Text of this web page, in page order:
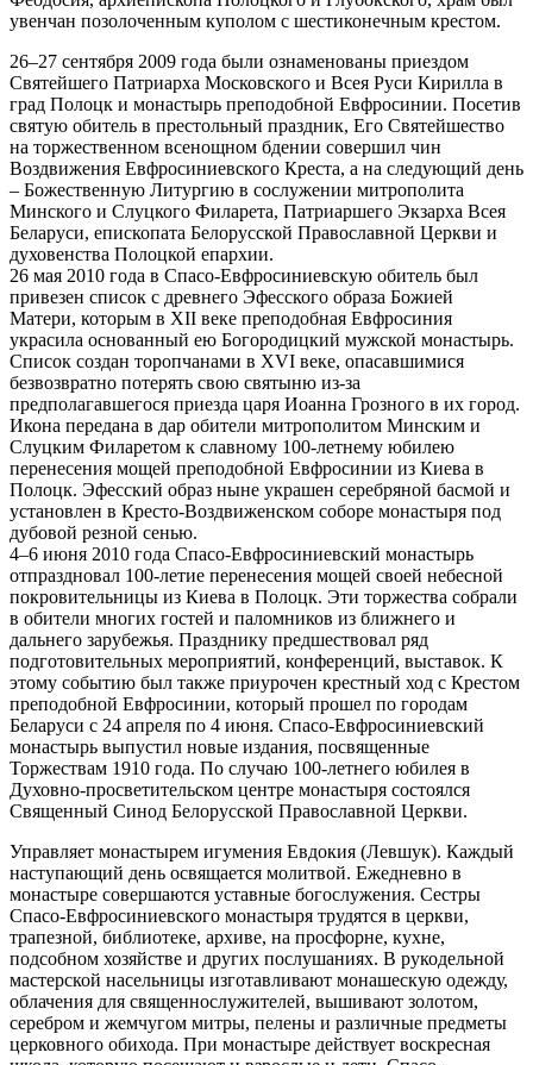
увенчан позолоченным куполом с шестиконечным крестом.
26–27 сентября 2009 года были ознаменованы приездом
Святейшего Патриарха Московского и Всея Руси Кирилла в
град Полоцк и монастырь преподобной Евфросинии. Посетив
святую обитель в престольный праздник, Его Святейшество
на торжественном всенощном бдении совершил чин
Воздвижения Евфросиниевского Креста, а на следующий день
– Божественную Литургию в сослужении митрополита
Минского и Слуцкого Филарета, Патриаршего Экзарха Всея
Беларуси, епископата Белорусской Православной Церкви и
духовенства Полоцкой епархии.
26 мая 2010 года в Спасо-Евфросиниевскую обитель был
привезен список с древнего Эфесского образа Божией
Матери, которым в XII веке преподобная Евфросиния
украсила основанный ею Богородицкий мужской монастырь.
Список создан торопчанами в XVI веке, опасавшимися
безвозвратно потерять свою святыню из-за
предполагавшегося приезда царя Иоанна Грозного в их город.
Икона передана в дар обители митрополитом Минским и
Слуцким Филаретом к славному 100-летнему юбилею
перенесения мощей преподобной Евфросинии из Киева в
Полоцк. Эфесский образ ныне украшен серебряной басмой и
установлен в Кресто-Воздвиженском соборе монастыря под
дубовой резной сенью.
4–6 июня 2010 года Спасо-Евфросиниевский монастырь
отпраздновал 100-летие перенесения мощей своей небесной
покровительницы из Киева в Полоцк. Эти торжества собрали
в обители многих гостей и паломников из ближнего и
дальнего зарубежья. Празднику предшествовал ряд
подготовительных мероприятий, конференций, выставок. К
этому событию был также приурочен крестный ход с Крестом
преподобной Евфросинии, который прошел по городам
Беларуси с 24 апреля по 4 июня. Спасо-Евфросиниевский
монастырь выпустил новые издания, посвященные
Торжествам 1910 года. По случаю 100-летнего юбилея в
Духовно-просветительском центре монастыря состоялся
Священный Синод Белорусской Православной Церкви.
Управляет монастырем игумения Евдокия (Левшук). Каждый
наступающий день освящается молитвой. Ежедневно в
монастыре совершаются уставные богослужения. Сестры
Спасо-Евфросиниевского монастыря трудятся в церкви,
трапезной, библиотеке, архиве, на просфорне, кухне,
подсобном хозяйстве и других послушаниях. В рукодельной
мастерской насельницы изготавливают монашескую одежду,
облачения для священнослужителей, вышивают золотом,
серебром и жемчугом митры, пелены и различные предметы
церковного обихода. При монастыре действует воскресная